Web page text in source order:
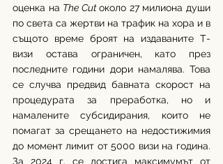
оценка на The Cut около 27 милиона души
по света са жертви на трафик на хора и в
същото време броят на издаваните Т-
визи остава ограничен, като през
последните години дори намалява. Това
се случва предвид бавната скорост на
процедурата за преработка, но и
намалените субсидирания, които не
помагат за срещането на недостижимия
до момент лимит от 5000 визи на година.
За 2024 г. се достига максимумът от